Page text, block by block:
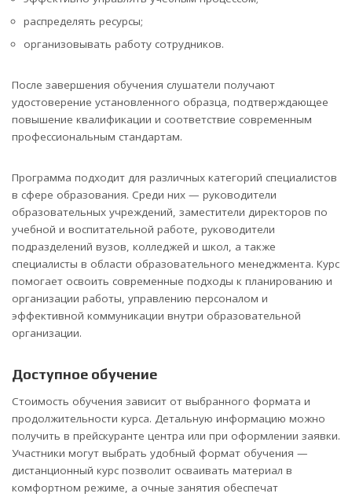
распределять ресурсы;
организовывать работу сотрудников.
После завершения обучения слушатели получают
удостоверение установленного образца, подтверждающее
повышение квалификации и соответствие современным
профессиональным стандартам.
Программа подходит для различных категорий специалистов
в сфере образования. Среди них — руководители
образовательных учреждений, заместители директоров по
учебной и воспитательной работе, руководители
подразделений вузов, колледжей и школ, а также
специалисты в области образовательного менеджмента. Курс
помогает освоить современные подходы к планированию и
организации работы, управлению персоналом и
эффективной коммуникации внутри образовательной
организации.
Доступное обучение
Стоимость обучения зависит от выбранного формата и
продолжительности курса. Детальную информацию можно
получить в прейскуранте центра или при оформлении заявки.
Участники могут выбрать удобный формат обучения —
дистанционный курс позволит осваивать материал в
комфортном режиме, а очные занятия обеспечат